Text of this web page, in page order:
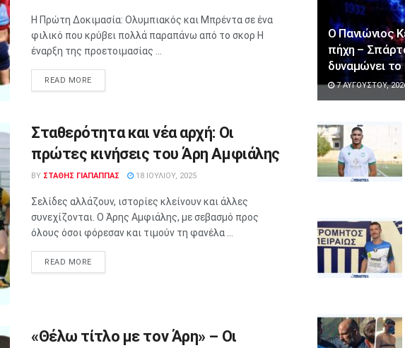
Η Πρώτη Δοκιμασία: Ολυμπιακός και Μπρέντα σε ένα
φιλικό που κρύβει πολλά παραπάνω από το σκορ Η
έναρξη της προετοιμασίας ...
READ MORE
Σταθερότητα και νέα αρχή: Οι
πρώτες κινήσεις του Άρη Αμφιάλης
BY ΣΤΑΘΗΣ ΓΊΑΠΑΠΠΑΣ 18 ΙΟΥΛΊΟΥ, 2025
Σελίδες αλλάζουν, ιστορίες κλείνουν και άλλες
συνεχίζονται. Ο Άρης Αμφιάλης, με σεβασμό προς
όλους όσοι φόρεσαν και τιμούν τη φανέλα ...
READ MORE
«Θέλω τίτλο με τον Άρη» – Οι
Ο Πανιώνιος
πήχη –
δυναμώνει
7 ΑΥΓΟΎΣΤΟΥ,